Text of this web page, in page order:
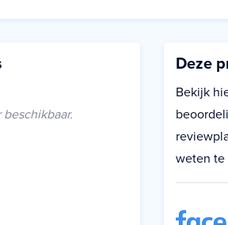
Deze
Bekijk
weten te